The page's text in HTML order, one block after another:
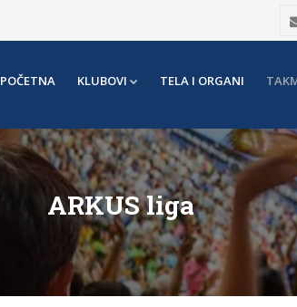
POČETNA KLUBOVI TELA I ORGANI
ARKUS liga